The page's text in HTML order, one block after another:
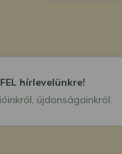
hírlevelünkre!
újdonságainkról.